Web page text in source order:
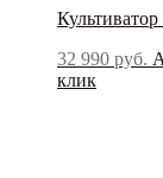
32 990 руб.
клик